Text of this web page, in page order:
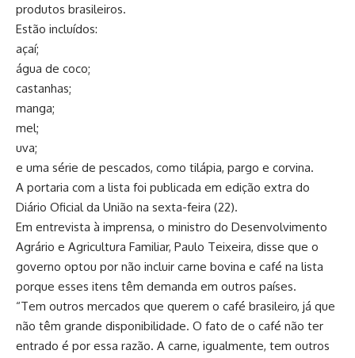
produtos brasileiros.
Estão incluídos:
açaí;
água de coco;
castanhas;
manga;
mel;
uva;
e uma série de pescados, como tilápia, pargo e corvina.
A portaria com a lista foi publicada em edição extra do
Diário Oficial da União na sexta-feira (22).
Em entrevista à imprensa, o ministro do Desenvolvimento
Agrário e Agricultura Familiar, Paulo Teixeira, disse que o
governo optou por não incluir carne bovina e café na lista
porque esses itens têm demanda em outros países.
“Tem outros mercados que querem o café brasileiro, já que
não têm grande disponibilidade. O fato de o café não ter
entrado é por essa razão. A carne, igualmente, tem outros